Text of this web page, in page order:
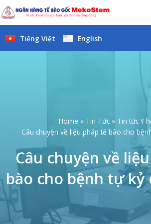
Skip
to
content
Tiếng Việt English
Home Tin Tức
Tin tức Y
Câu chuyện về liệu pháp tế bào cho
Câu chuyện về
bào cho bệnh tự kỷ